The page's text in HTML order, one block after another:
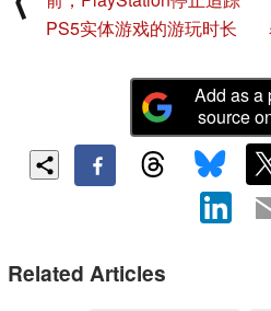
PS5实体游戏的游玩时长
Add as a
source
Related Articles